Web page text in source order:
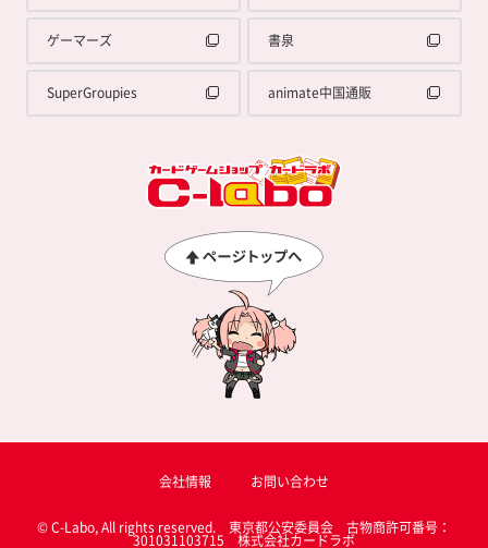
ゲーマーズ 書泉
SuperGroupies animate中国通販
会社情報 お問い合わせ
© C-Labo, All rights reserved. 東京都公安委員会 古物商許可番号：
301031103715 株式会社カードラボ